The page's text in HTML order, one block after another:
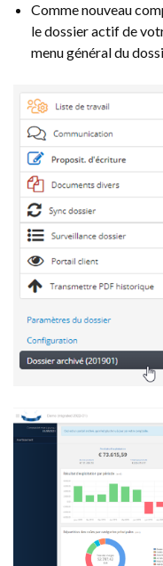
Comme nouveau
le dossier actif de
menu général du